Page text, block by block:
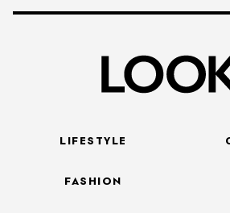
LIFESTYLE
FASHION